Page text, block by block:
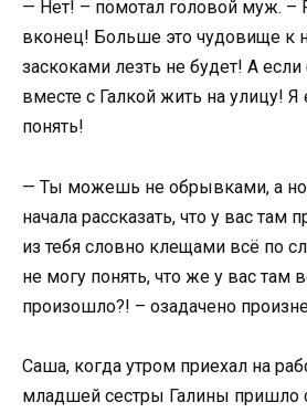
— Нет! – помотал головой муж. –
вконец! Больше это чудовище к
заскоками лезть не будет! А если
вместе с Галкой жить на улицу! Я
понять!
— Ты можешь не обрывками, а
начала рассказать, что у вас там
из тебя словно клещами всё по
не могу понять, что же у вас там
произошло?! – озадачено
Саша, когда утром приехал на
младшей сестры Галины пришло